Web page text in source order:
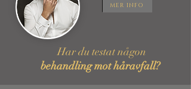
MER INFO
Har du testat någon
behandling mothåravfall?